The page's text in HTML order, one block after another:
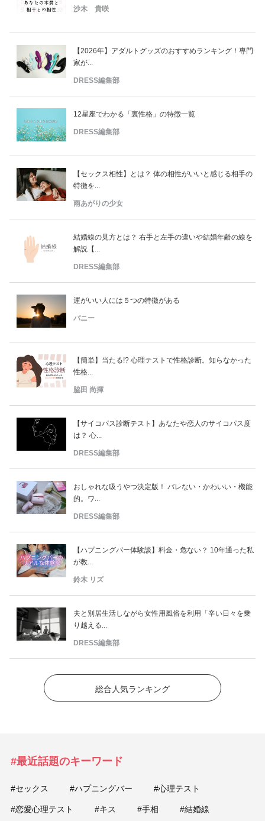
沙木 貴咲
【2026年】アダルトグッズのおすすめランキング！専門
家が...
DRESS編集部
12星座でわかる「裏性格」の特徴一覧
DRESS編集部
【セックス相性】とは？ 体の相性がいいと感じる相手の
特徴を...
雨あがりの少女
結婚線の見方とは？ 右手と左手の違いや結婚年齢の線を
解説【...
DRESS編集部
運がいい人には５つの特徴がある
バニー
【簡単】当たる!? 心理テストで性格診断。知らなかった
性格...
脇田 尚揮
【サイコパス診断テスト】あなたや恋人のサイコパス度
は？ 心...
DRESS編集部
おしゃれな吸うやつ決定版！ バレない・かわいい・機能
的。ワ...
DRESS編集部
【ハプニングバー体験談】料金・危ない？ 10年通った私
が教...
鈴木 リズ
夫と別居生活しながら女性用風俗を利用「辛い日々を乗
り越える...
DRESS編集部
総合人気ランキング
#最近話題のキーワード
#セックス #ハプニングバー #心理テスト
#恋愛心理テスト #キス #手相 #結婚線